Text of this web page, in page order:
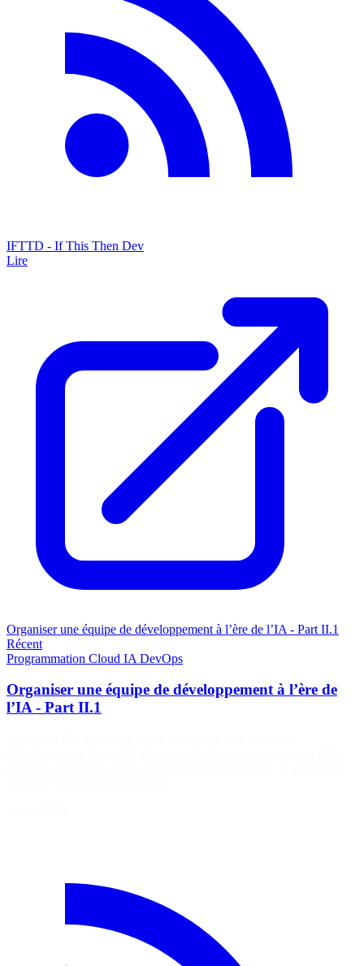
IFTTD - If This Then Dev
Lire
Organiser une équipe de développement à l’ère de l’IA - Part II.1
Récent
Programmation Cloud IA DevOps
Organiser une équipe de développement à l’ère de
l’IA - Part II.1